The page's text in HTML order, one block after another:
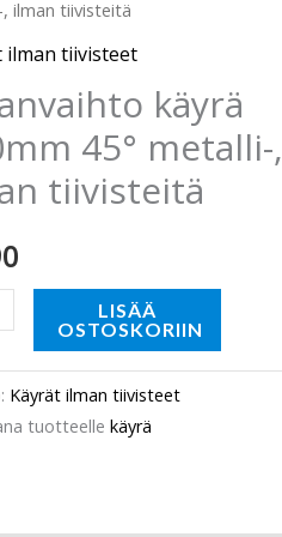
ilman tiivisteitä
ilman tiivisteet
käyrä
45° metalli-,
tiivisteitä
LISÄÄ
OSTOSKORIIN
Käyrät ilman tiivisteet
tuotteellekäyrä